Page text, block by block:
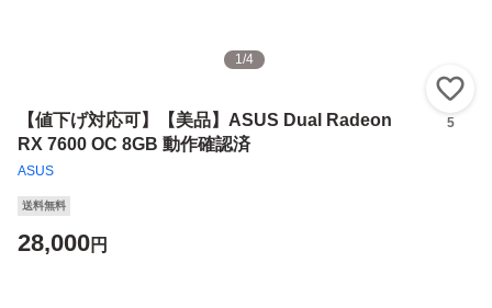
1/4
【値下げ対応可】【美品】ASUS Dual Radeon
RX 7600 OC 8GB 動作確認済
ASUS
5
送料無料
28,000円